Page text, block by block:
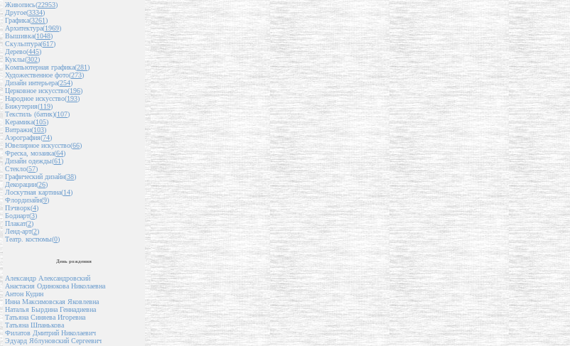
Живопись(22953)
Другое(3334)
Графика(3261)
Архитектура(1969)
Вышивка(1048)
Скульптура(617)
Дерево(445)
Куклы(302)
Компьютерная графика(281)
Художественное фото(273)
Дизайн интерьера(254)
Церковное искусство(196)
Народное искусство(193)
Бижутерия(119)
Текстиль (батик)(107)
Керамика(105)
Витражи(103)
Аэрография(74)
Ювелирное искусство(66)
Фреска, мозаика(64)
Дизайн одежды(61)
Стекло(57)
Графический дизайн(38)
Декорации(26)
Лоскутная картина(14)
Флордизайн(9)
Пэчворк(4)
Бодиарт(3)
Плакат(2)
Ленд-арт(2)
Театр. костюмы(0)
День рождения
Александр Александровский
Анастасия Одинокова Николаевна
Антон Кудин
Инна Максимовская Яковлевна
Наталья Бырдина Геннадиевна
Татьяна Синяева Игоревна
Татьяна Шпанькова
Филатов Дмитрий Николаевич
Эдуард Яблуновский Сергеевич